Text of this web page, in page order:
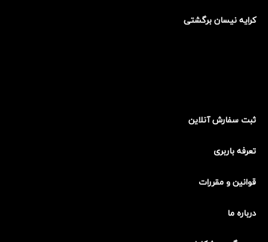
کرایه نیسان برگشتی
ثبت سفارش آنلاین
تعرفه باربری
قوانین و مقررات
درباره ما